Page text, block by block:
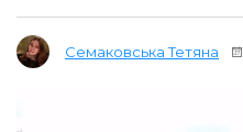
Семаковська Тетяна